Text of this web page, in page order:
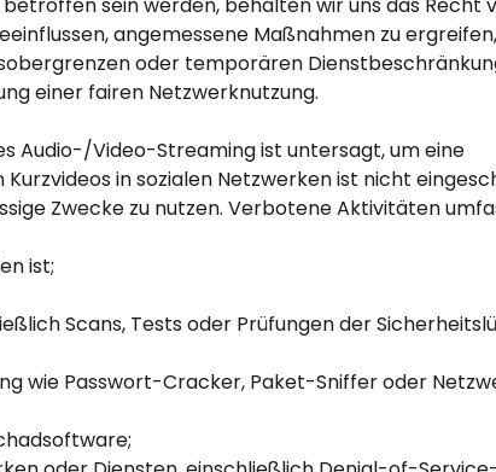
angemessene Maßnahmen zu ergreifen,
oder temporären
einer fairen Netzwerknutzung.
Audio-/Video-Streaming ist untersagt, um eine
in sozialen Netzwerken ist nicht
Zwecke zu nutzen. Verbotene Aktivitäten
ist;
Scans, Tests oder Prüfungen der
wie Passwort-Cracker, Paket-Sniffer oder